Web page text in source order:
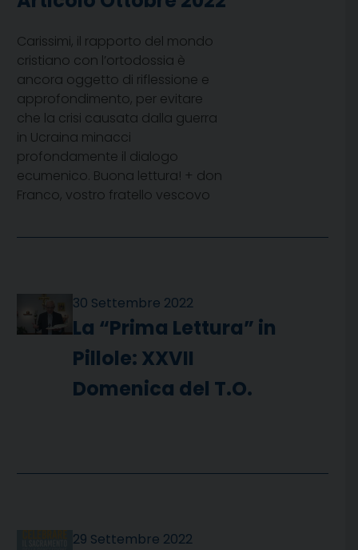
Carissimi, il rapporto del mondo
cristiano con l’ortodossia è
ancora oggetto di riflessione e
approfondimento, per evitare
che la crisi causata dalla guerra
in Ucraina minacci
profondamente il dialogo
ecumenico. Buona lettura! + don
Franco, vostro fratello vescovo
30 Settembre 2022
La “Prima Lettura” in
Pillole: XXVII
Domenica del T.O.
29 Settembre 2022